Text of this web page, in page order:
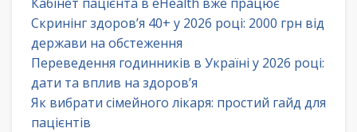
Скринінг здоров’я 40+ у 2026 році: 2000 грн від
держави на обстеження
Переведення годинників в Україні у 2026 році:
дати та вплив на здоров’я
Як вибрати сімейного лікаря: простий гайд для
пацієнтів